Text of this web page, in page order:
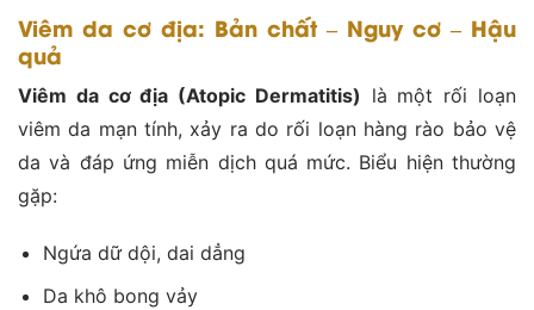
Viêm da cơ địa: Bản chất – Nguy cơ – Hậu
quả
Viêm da cơ địa (Atopic Dermatitis) là một rối loạn
viêm da mạn tính, xảy ra do rối loạn hàng rào bảo vệ
da và đáp ứng miễn dịch quá mức. Biểu hiện thường
gặp:
Ngứa dữ dội, dai dẳng
Da khô bong vảy